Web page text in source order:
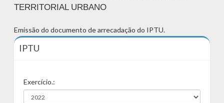
TERRITORIAL URBANO
Emissão do documento de arrecadação do IPTU.
IPTU
Exercício.: